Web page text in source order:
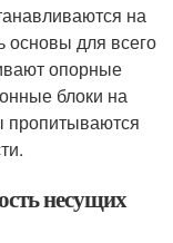
на
основы для всего
опорные
блоки на
пропитываются
несущих